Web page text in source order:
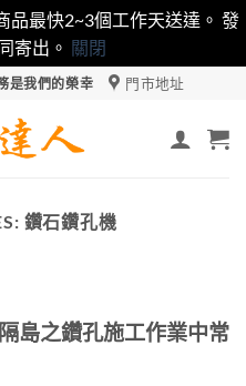
最快2~3個工作天送達。 發
寄出。 關閉
是我們的榮幸 門市地址
鑽石鑽孔機
島之鑽孔施工作業中常